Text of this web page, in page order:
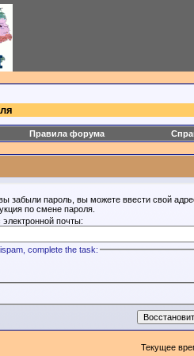
Правила форума
забыли пароль, вы можете ввести свой
по смене пароля.
электронной почты:
complete the task:
Текущее